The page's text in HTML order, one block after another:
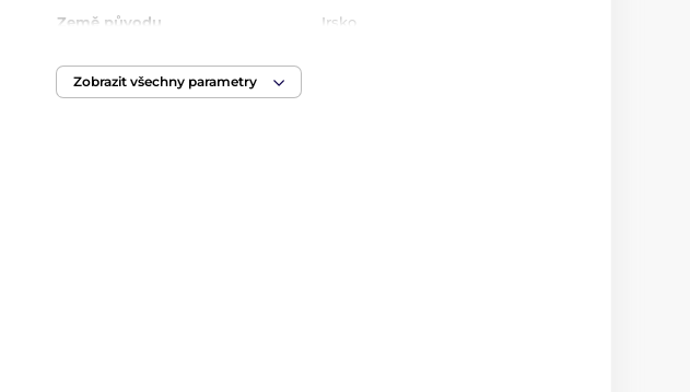
Země původu Irsko
Objem
Zobrazit všechny parametry